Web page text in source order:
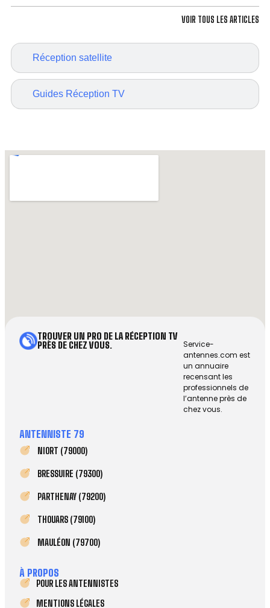
Réception satellite
Guides Réception TV
VOIR TOUS LES ARTICLES
TROUVER UN PRO DE LA RÉCEPTION TV
PRÈS DE CHEZ VOUS.
Service-
antennes.com est
un annuaire
recensant les
professionnels de
l’antenne près de
chez vous.
ANTENNISTE 79
NIORT (79000)
BRESSUIRE (79300)
PARTHENAY (79200)
THOUARS (79100)
MAULÉON (79700)
À PROPOS
POUR LES ANTENNISTES
MENTIONS LÉGALES